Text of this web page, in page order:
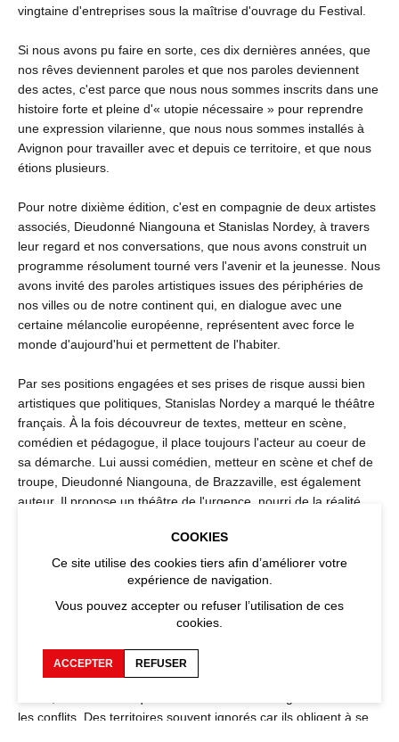
vingtaine d'entreprises sous la maîtrise d'ouvrage du Festival.
Si nous avons pu faire en sorte, ces dix dernières années, que
nos rêves deviennent paroles et que nos paroles deviennent
des actes, c'est parce que nous nous sommes inscrits dans une
histoire forte et pleine d'« utopie nécessaire » pour reprendre
une expression vilarienne, que nous nous sommes installés à
Avignon pour travailler avec et depuis ce territoire, et que nous
étions plusieurs.
Pour notre dixième édition, c'est en compagnie de deux artistes
associés, Dieudonné Niangouna et Stanislas Nordey, à travers
leur regard et nos conversations, que nous avons construit un
programme résolument tourné vers l'avenir et la jeunesse. Nous
avons invité des paroles artistiques issues des péri­phéries de
nos villes ou de notre continent qui, en dialogue avec une
certaine mélancolie européenne, représentent avec force le
monde d'aujourd'hui et permettent de l'habiter.
Par ses positions engagées et ses prises de risque aussi bien
artistiques que politiques, Stanislas Nordey a marqué le théâtre
français. À la fois découvreur de textes, metteur en scène,
comédien et pédagogue, il place toujours l'acteur au coeur de
sa démarche. Lui aussi comédien, metteur en scène et chef de
troupe, Dieudonné Niangouna, de Brazzaville, est également
auteur. Il propose un théâtre de l'urgence, nourri de la réalité
Éruptive et charnelle, son écriture théâtrale repose sur un verbe
vif, acéré et réinventé, une langue vivante pour les vivants.
Les « quartiers » périphériques, l'Afrique, la jeunesse... En
préparant cette édition, nous avons été marqués par ces
donne la capacité d'adaptation, qu'offrent le déplacement et la
conscience de l'étendue du monde, de ses possi­bilités et de son
les conflits. Des territoires souvent ignorés car ils obligent à se
COOKIES
Ce site utilise des cookies tiers afin d’améliorer votre
expérience de navigation.
Vous pouvez accepter ou refuser l’utilisation de ces
cookies.
ACCEPTER REFUSER